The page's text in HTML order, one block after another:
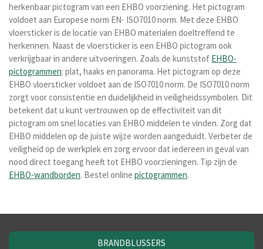
herkenbaar pictogram van een EHBO voorziening. Het pictogram
voldoet aan Europese norm EN- ISO7010 norm. Met deze EHBO
vloersticker is de locatie van EHBO materialen doeltreffend te
herkennen. Naast de vloersticker is een EHBO pictogram ook
verkrijgbaar in andere uitvoeringen. Zoals de kunststof EHBO-
pictogrammen: plat, haaks en panorama. Het pictogram op deze
EHBO vloersticker voldoet aan de ISO7010 norm. De ISO7010 norm
zorgt voor consistentie en duidelijkheid in veiligheidssymbolen. Dit
betekent dat u kunt vertrouwen op de effectiviteit van dit
pictogram om snel locaties van EHBO middelen te vinden. Zorg dat
EHBO middelen op de juiste wijze worden aangeduidt. Verbeter de
veiligheid op de werkplek en zorg ervoor dat iedereen in geval van
nood direct toegang heeft tot EHBO voorzieningen. Tip zijn de
EHBO-wandborden. Bestel online pictogrammen.
BRANDBLUSSERS